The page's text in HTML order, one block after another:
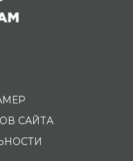
САЙТА